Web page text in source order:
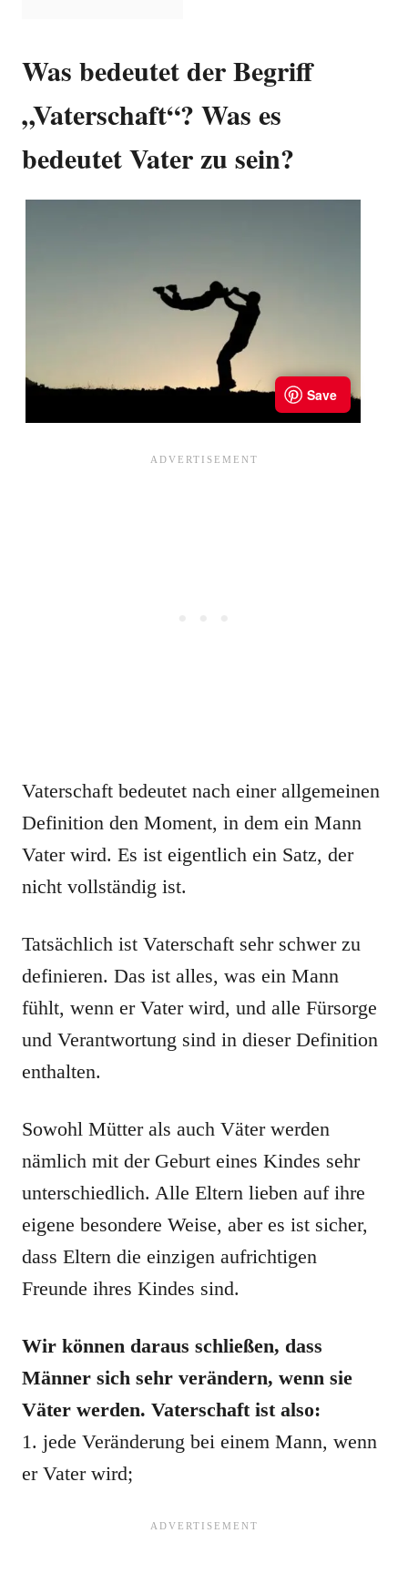
Was bedeutet der Begriff
„Vaterschaft“? Was es
bedeutet Vater zu sein?
Vaterschaft bedeutet nach einer allgemeinen
Definition den Moment, in dem ein Mann
Vater wird. Es ist eigentlich ein Satz, der
nicht vollständig ist.
Tatsächlich ist Vaterschaft sehr schwer zu
definieren. Das ist alles, was ein Mann
fühlt, wenn er Vater wird, und alle Fürsorge
und Verantwortung sind in dieser Definition
enthalten.
Sowohl Mütter als auch Väter werden
nämlich mit der Geburt eines Kindes sehr
unterschiedlich. Alle Eltern lieben auf ihre
eigene besondere Weise, aber es ist sicher,
dass Eltern die einzigen aufrichtigen
Freunde ihres Kindes sind.
Wir können daraus schließen, dass
Männer sich sehr verändern, wenn sie
Väter werden. Vaterschaft ist also:
1. jede Veränderung bei einem Mann, wenn
er Vater wird;